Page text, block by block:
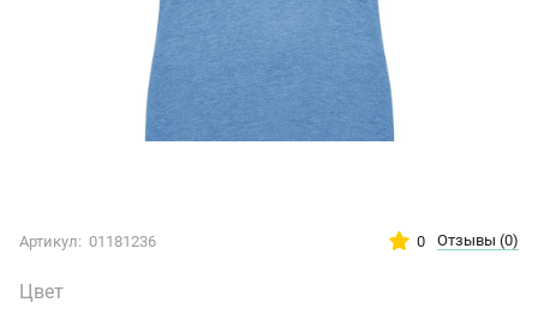
Артикул: 01181236 0 Отзывы (0)
Цвет